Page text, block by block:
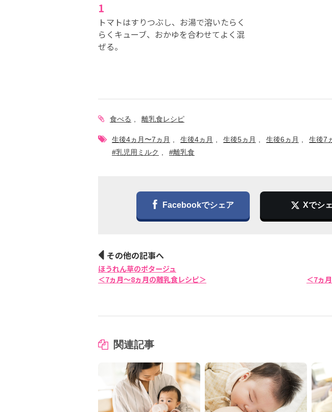
1
トマトはすりつぶし、お湯で溶いたらく
らくキューブ、おかゆを合わせてよく混
ぜる。
食べる 離乳食レシピ
生後4ヵ月〜7ヵ月 生後4ヵ月 生後5ヵ月 生後6ヵ月 生後7
#乳児用ミルク
#離乳食
Facebookでシェア Xでシ
その他の記事へ
ほうれん草のポタージュ
＜7ヵ月〜8ヵ月の離乳食レシピ＞
＜7ヵ
関連記事